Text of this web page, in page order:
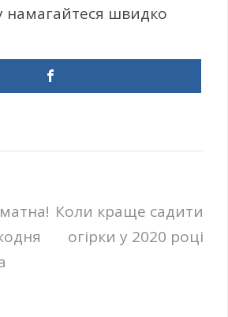
намагайтеся швидко
Коли краще садити
огірки у 2020 році